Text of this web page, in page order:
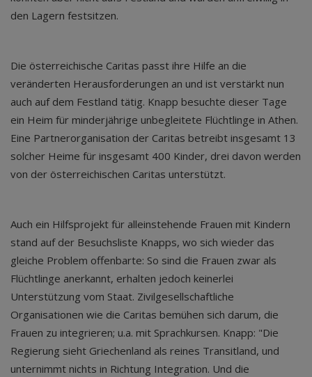
den Lagern festsitzen.
Die österreichische Caritas passt ihre Hilfe an die
veränderten Herausforderungen an und ist verstärkt nun
auch auf dem Festland tätig. Knapp besuchte dieser Tage
ein Heim für minderjährige unbegleitete Flüchtlinge in Athen.
Eine Partnerorganisation der Caritas betreibt insgesamt 13
solcher Heime für insgesamt 400 Kinder, drei davon werden
von der österreichischen Caritas unterstützt.
Auch ein Hilfsprojekt für alleinstehende Frauen mit Kindern
stand auf der Besuchsliste Knapps, wo sich wieder das
gleiche Problem offenbarte: So sind die Frauen zwar als
Flüchtlinge anerkannt, erhalten jedoch keinerlei
Unterstützung vom Staat. Zivilgesellschaftliche
Organisationen wie die Caritas bemühen sich darum, die
Frauen zu integrieren; u.a. mit Sprachkursen. Knapp: "Die
Regierung sieht Griechenland als reines Transitland, und
unternimmt nichts in Richtung Integration. Und die